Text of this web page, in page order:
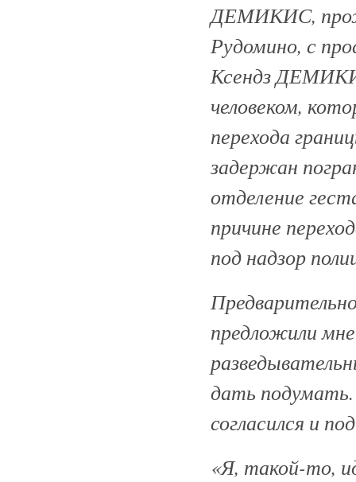
ДЕМИКИС,
Рудомино, с
Ксендз
человеком,
перехода
задержан
отделение
причине
под надзор
предложили
дать
согласился и
«Я, такой-то,